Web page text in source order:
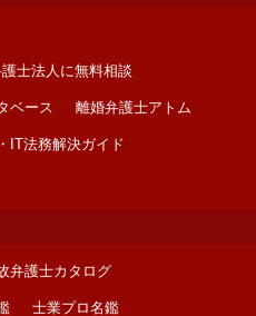
士法人に無料相談
ベース 離婚弁護士アトム
IT法務解決ガイド
弁護士カタログ
士業プロ名鑑